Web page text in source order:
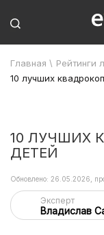
Главная \ Рейтинги
10 лучших
10 ЛУЧШИХ
ДЕТЕЙ
Эксперт
Владислав
Обновлено: 26.05.2026,